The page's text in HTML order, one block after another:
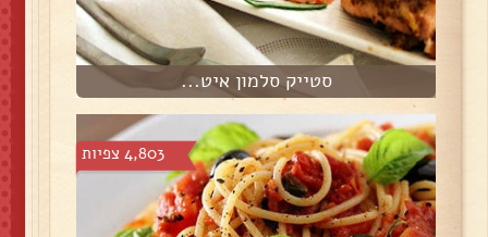
סטייק סלמון איט...
4,803 צפיות